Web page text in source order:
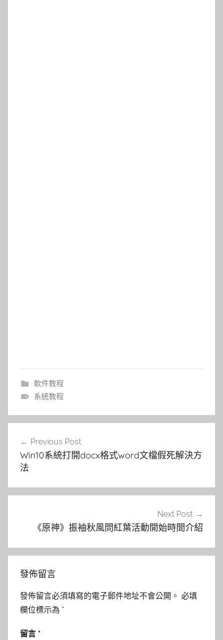
軟件教程
系統教程
章
覽
Previous Post
Win10系統打開docx格式word文檔假死解決方
法
Next Post
《原神》振袖秋風問紅葉活動開始時間介紹
發佈留言
發佈留言必須填寫的電子郵件地址不會公開。 必填
欄位標示為 *
留言 *